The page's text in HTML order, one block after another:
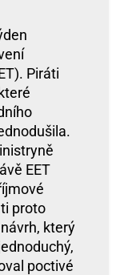
Piráti
EET
proto
který
poctivé